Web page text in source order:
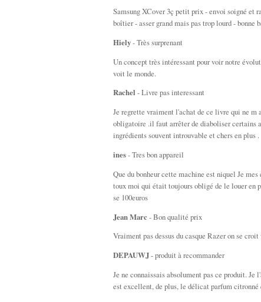
Samsung XCover 3ç petit prix - envoi soigné et
boîtier - asser grand mais pas trop lourd -
Hiely- Très surprenant
Un concept très intéressant pour voir notre
voit le monde.
Rachel - Livre pas interessant
Je regrette vraiment l'achat de ce livre qui ne m
obligatoire .il faut arrêter de diaboliser certains
ingrédients souvent introuvable et chers en plus .
ines- Tres bon appareil
Que du bonheur cette machine est niquel Je
toux moi qui était toujours obligé de le louer en
se 100euros
Jean Marc- Bon qualité prix
Vraiment pas dessus du casque Razer on se
DEPAUWJ- produit à recommander
Je ne connaissais absolument pas ce produit.
est excellent, de plus, le délicat parfum citronné